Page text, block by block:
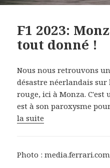
F1 2023:
tout donné !
Nous nous retrouvons
désastre néerlandais
rouge, ici à Monza.
est à son paroxysme
la suite
Photo : media.ferrari.com